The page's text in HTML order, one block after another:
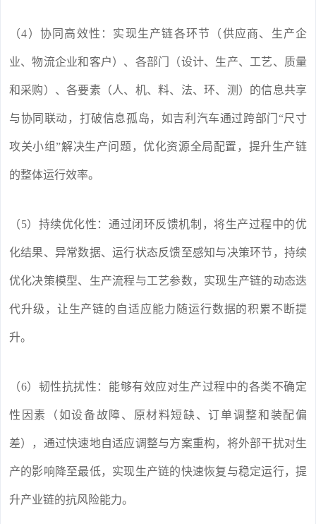
（4）协同高效性：实现生产链各环节（供应商、生产企
业、物流企业和客户）、各部门（设计、生产、工艺、质量
和采购）、各要素（人、机、料、法、环、测）的信息共享
与协同联动，打破信息孤岛，如吉利汽车通过跨部门“尺寸
攻关小组”解决生产问题，优化资源全局配置，提升生产链
的整体运行效率。
（5）持续优化性：通过闭环反馈机制，将生产过程中的优
化结果、异常数据、运行状态反馈至感知与决策环节，持续
优化决策模型、生产流程与工艺参数，实现生产链的动态迭
代升级，让生产链的自适应能力随运行数据的积累不断提
升。
（6）韧性抗扰性：能够有效应对生产过程中的各类不确定
性因素（如设备故障、原材料短缺、订单调整和装配偏
差），通过快速地自适应调整与方案重构，将外部干扰对生
产的影响降至最低，实现生产链的快速恢复与稳定运行，提
升产业链的抗风险能力。